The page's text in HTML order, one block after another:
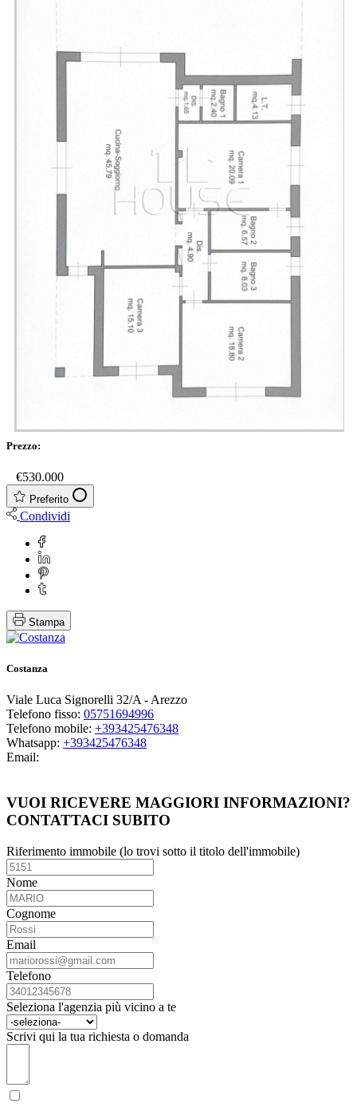
Prezzo:
€530.000
Preferito
Condividi
Stampa
Costanza
Viale Luca Signorelli 32/A - Arezzo
Telefono fisso: 05751694996
Telefono mobile: +393425476348
Whatsapp: +393425476348
Email:
VUOI RICEVERE MAGGIORI INFORMAZIONI?
CONTATTACI SUBITO
Riferimento immobile (lo trovi sotto il titolo dell'immobile)
Nome
Cognome
Email
Telefono
Seleziona l'agenzia più vicino a te
Scrivi qui la tua richiesta o domanda